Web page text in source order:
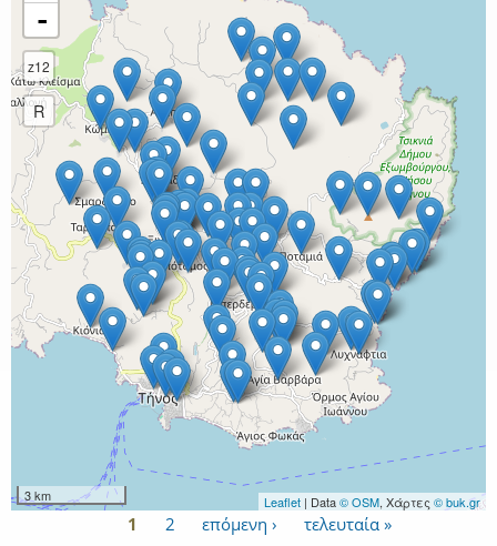
-
z12
R
3 km Leaflet | Data© OSM, Χάρτες © buk.gr
1 2 επόμενη › τελευταία »